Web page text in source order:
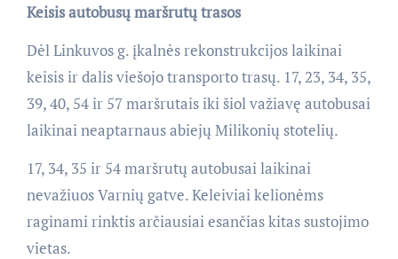
Keisis autobusų maršrutų trasos
Dėl Linkuvos g. įkalnės rekonstrukcijos laikinai
keisis ir dalis viešojo transporto trasų. 17, 23, 34, 35,
39, 40, 54 ir 57 maršrutais iki šiol važiavę autobusai
laikinai neaptarnaus abiejų Milikonių stotelių.
17, 34, 35 ir 54 maršrutų autobusai laikinai
nevažiuos Varnių gatve. Keleiviai kelionėms
raginami rinktis arčiausiai esančias kitas sustojimo
vietas.